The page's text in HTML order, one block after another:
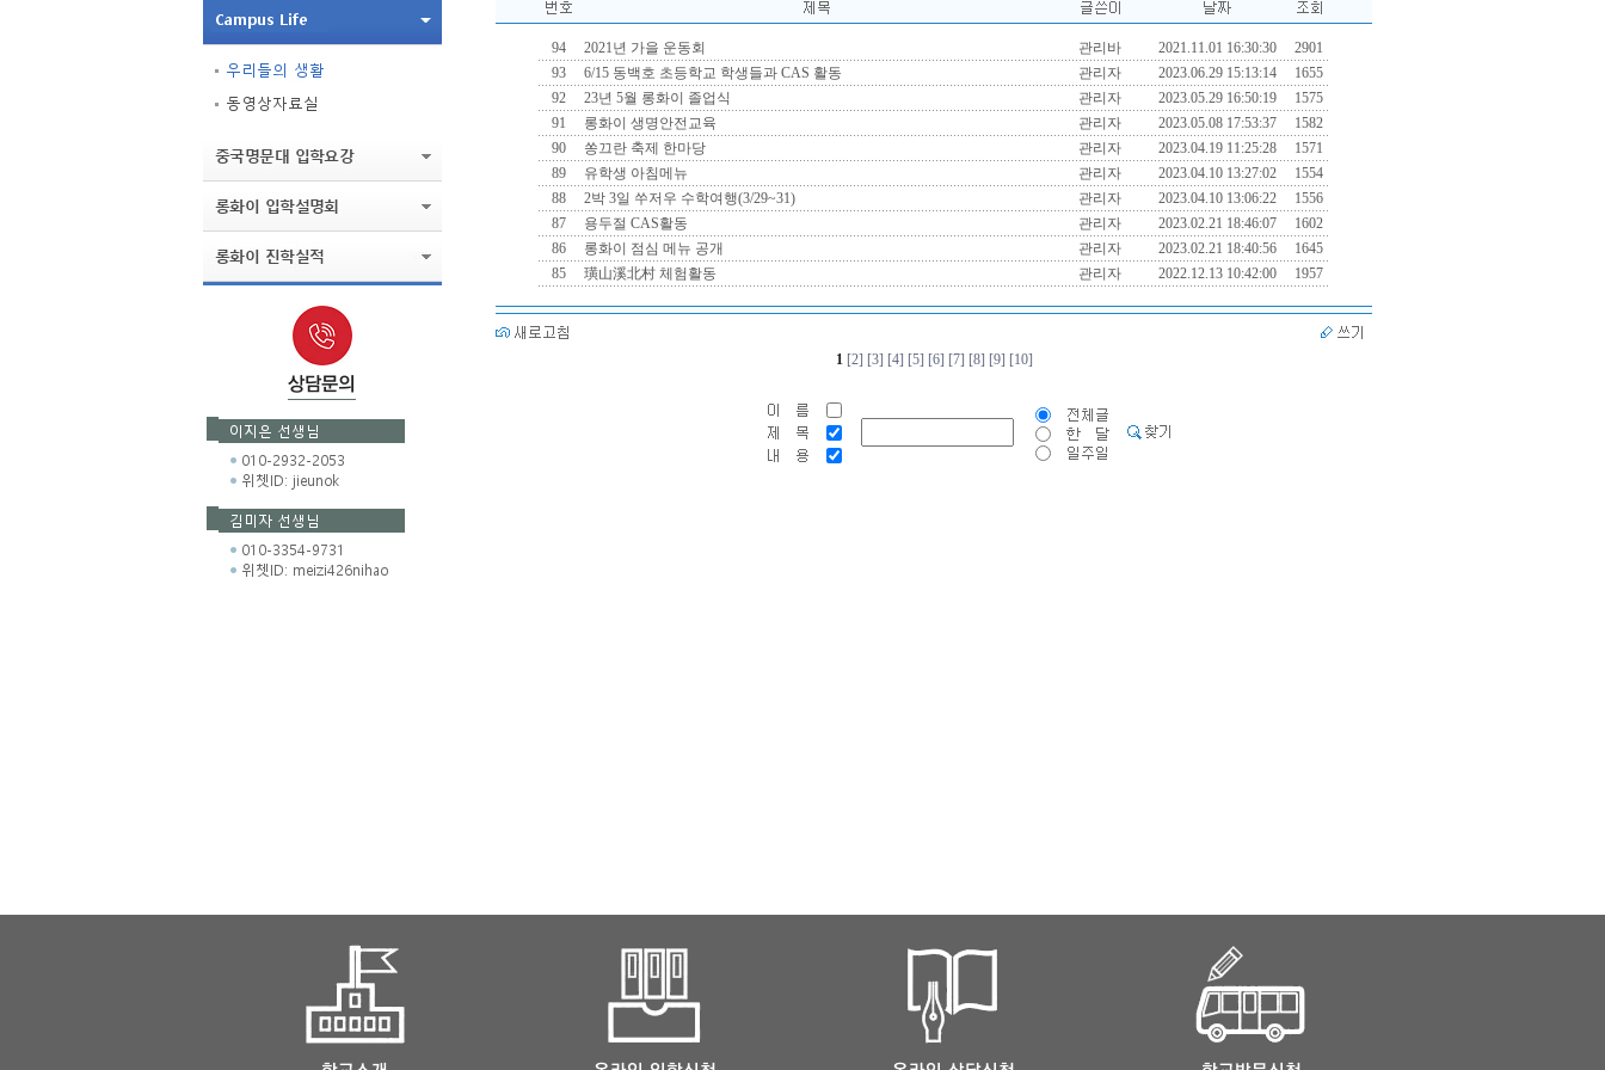
94 2021년 가을 운동회 관리바 2021.11.01 16:30:30
2901
93
6/15 동백호 초등학교 학생들과 CAS 활동 관리자 2023.06.29 15:13:14
1655
92
23년 5월 롱화이 졸업식 관리자 2023.05.29 16:50:19
1575
91
롱화이 생명안전교육 관리자 2023.05.08 17:53:37
1582
90
쏭끄란 축제 한마당 관리자 2023.04.19 11:25:28
1571
89
유학생 아침메뉴 관리자 2023.04.10 13:27:02
1554
88
2박 3일 쑤저우 수학여행(3/29~31) 관리자 2023.04.10 13:06:22
1556
87
용두절 CAS활동 관리자 2023.02.21 18:46:07
1602
86
롱화이 점심 메뉴 공개 관리자 2023.02.21 18:40:56
1645
85
璜山溪北村 체험활동 관리자 2022.12.13 10:42:00 1957
1 [2] [3] [4] [5] [6] [7] [8] [9] [10]